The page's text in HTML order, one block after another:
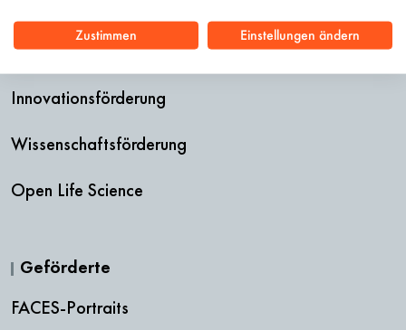
Innovationsförderung
Wissenschaftsförderung
Open Life Science
Geförderte
FACES-Portraits
Zustimmen Einstellungen ändern